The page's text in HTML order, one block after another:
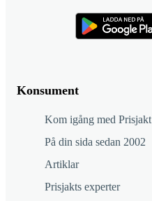
Konsument
Kom igång med Prisjakt
På din sida sedan 2002
Artiklar
Prisjakts experter